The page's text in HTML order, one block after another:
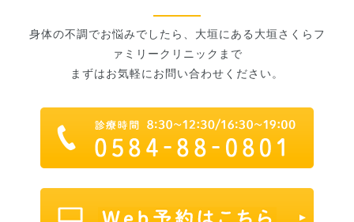
身体の不調でお悩みでしたら、大垣にある大垣さくらフ
ァミリークリニックまで
まずはお気軽にお問い合わせください。